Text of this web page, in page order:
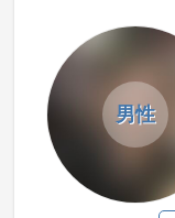
男性